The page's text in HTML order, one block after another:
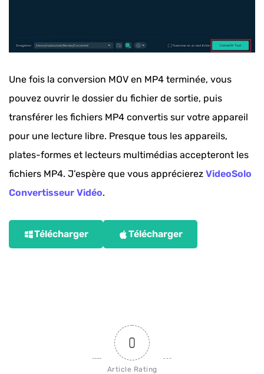
Une fois la conversion MOV en MP4 terminée, vous
pouvez ouvrir le dossier du fichier de sortie, puis
transférer les fichiers MP4 convertis sur votre appareil
pour une lecture libre. Presque tous les appareils,
plates-formes et lecteurs multimédias accepteront les
fichiers MP4. J’espère que vous apprécierez VideoSolo
Convertisseur Vidéo.
Télécharger Télécharger
0
Article Rating